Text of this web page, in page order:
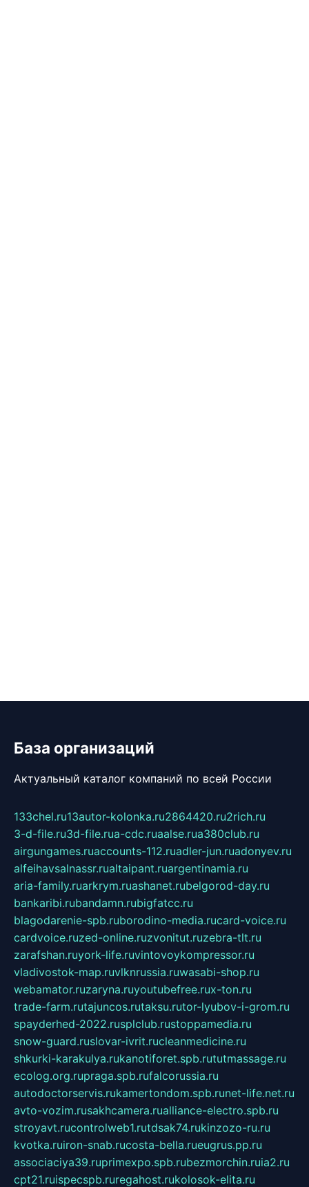
База организаций
Актуальный каталог компаний по всей России
133chel.ru13autor-kolonka.ru2864420.ru2rich.ru
3-d-file.ru3d-file.rua-cdc.ruaalse.rua380club.ru
airgungames.ruaccounts-112.ruadler-jun.ruadonyev.ru
alfeihavsalnassr.rualtaipant.ruargentinamia.ru
aria-family.ruarkrym.ruashanet.rubelgorod-day.ru
bankaribi.rubandamn.rubigfatcc.ru
blagodarenie-spb.ruborodino-media.rucard-voice.ru
cardvoice.ruzed-online.ruzvonitut.ruzebra-tlt.ru
zarafshan.ruyork-life.ruvintovoykompressor.ru
vladivostok-map.ruvlknrussia.ruwasabi-shop.ru
webamator.ruzaryna.ruyoutubefree.rux-ton.ru
trade-farm.rutajuncos.rutaksu.rutor-lyubov-i-grom.ru
spayderhed-2022.rusplclub.rustoppamedia.ru
snow-guard.ruslovar-ivrit.rucleanmedicine.ru
shkurki-karakulya.rukanotiforet.spb.rututmassage.ru
ecolog.org.rupraga.spb.rufalcorussia.ru
autodoctorservis.rukamertondom.spb.runet-life.net.ru
avto-vozim.rusakhcamera.rualliance-electro.spb.ru
stroyavt.rucontrolweb1.rutdsak74.rukinzozo-ru.ru
kvotka.ruiron-snab.rucosta-bella.rueugrus.pp.ru
associaciya39.ruprimexpo.spb.rubezmorchin.ruia2.ru
cpt21.ruispecspb.ruregahost.rukolosok-elita.ru